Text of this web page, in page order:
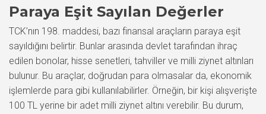
Paraya Eşit Sayılan Değerler
TCK’nın 198. maddesi, bazı finansal araçların paraya eşit
sayıldığını belirtir. Bunlar arasında devlet tarafından ihraç
edilen bonolar, hisse senetleri, tahviller ve milli ziynet altınları
bulunur. Bu araçlar, doğrudan para olmasalar da, ekonomik
işlemlerde para gibi kullanılabilirler. Örneğin, bir kişi alışverişte
100 TL yerine bir adet milli ziynet altını verebilir. Bu durum,